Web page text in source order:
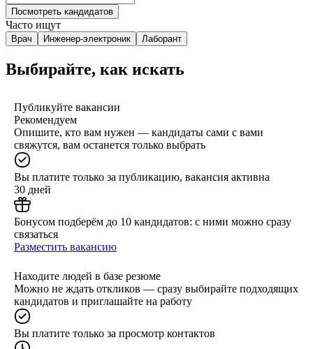
Посмотреть кандидатов
Часто ищут
Врач Инженер-электроник Лаборант
Выбирайте, как искать
Публикуйте вакансии
Рекомендуем
Опишите, кто вам нужен — кандидаты сами с вами
свяжутся, вам останется только выбрать
Вы платите только за публикацию, вакансия активна
30 дней
Бонусом подберём до 10 кандидатов: с ними можно сразу
связаться
Разместить вакансию
Находите людей в базе резюме
Можно не ждать откликов — сразу выбирайте подходящих
кандидатов и приглашайте на работу
Вы платите только за просмотр контактов